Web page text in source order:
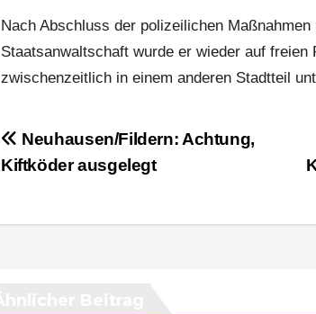
Nach Abschluss der polizeilichen
Staatsanwaltschaft wurde er wieder auf freien
zwischenzeitlich in einem anderen Stadtteil
Beitragsnavigation
Neuhausen/Fildern: Achtung,
Kiftköder ausgelegt